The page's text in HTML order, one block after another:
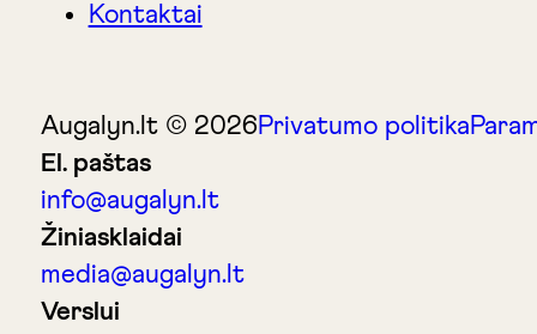
Kontaktai
Augalyn.lt © 2026Privatumo politika
El. paštas
info@augalyn.lt
Žiniasklaidai
media@augalyn.lt
Verslui